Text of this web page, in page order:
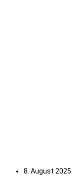
8. August 2025